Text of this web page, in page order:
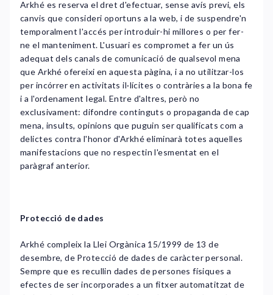
Arkhé es reserva el dret d'efectuar, sense avís previ, els
canvis que consideri oportuns a la web, i de suspendre'n
temporalment l'accés per introduir-hi millores o per fer-
ne el manteniment. L'usuari es compromet a fer un ús
adequat dels canals de comunicació de qualsevol mena
que Arkhé ofereixi en aquesta pàgina, i a no utilitzar-los
per incórrer en activitats il·lícites o contràries a la bona fe
i a l'ordenament legal. Entre d'altres, però no
exclusivament: difondre continguts o propaganda de cap
mena, insults, opinions que puguin ser qualificats com a
delictes contra l'honor d'Arkhé eliminarà totes aquelles
manifestacions que no respectin l'esmentat en el
paràgraf anterior.
Protecció de dades
Arkhé compleix la Llei Orgànica 15/1999 de 13 de
desembre, de Protecció de dades de caràcter personal.
Sempre que es recullin dades de persones físiques a
efectes de ser incorporades a un fitxer automatitzat de